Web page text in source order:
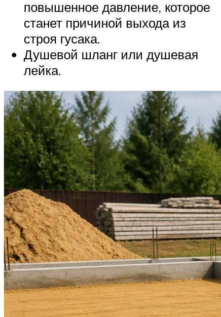
повышенное давление, которое
станет причиной выхода из
строя гусака.
Душевой шланг или душевая
лейка.